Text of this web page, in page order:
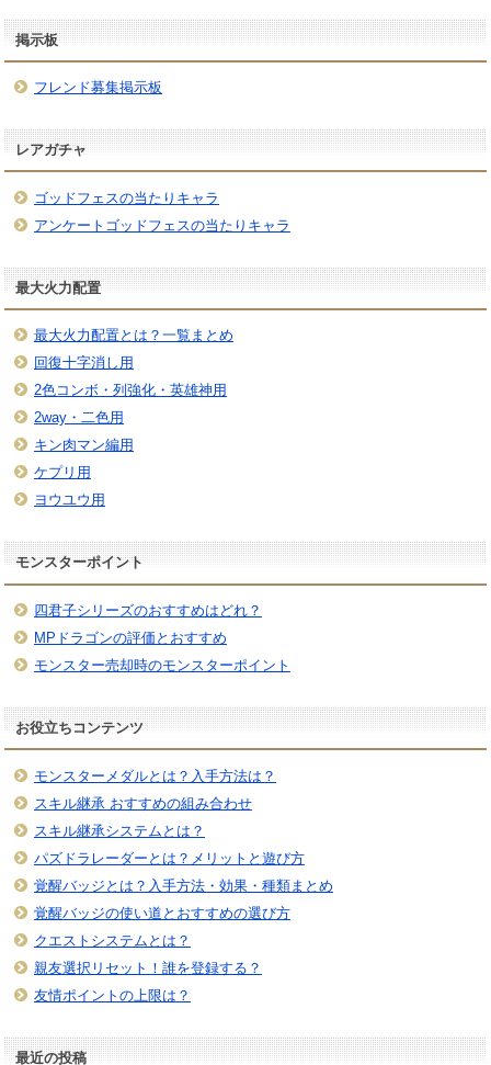
掲示板
フレンド募集掲示板
レアガチャ
ゴッドフェスの当たりキャラ
アンケートゴッドフェスの当たりキャラ
最大火力配置
最大火力配置とは？一覧まとめ
回復十字消し用
2色コンボ・列強化・英雄神用
2way・二色用
キン肉マン編用
ケプリ用
ヨウユウ用
モンスターポイント
四君子シリーズのおすすめはどれ？
MPドラゴンの評価とおすすめ
モンスター売却時のモンスターポイント
お役立ちコンテンツ
モンスターメダルとは？入手方法は？
スキル継承 おすすめの組み合わせ
スキル継承システムとは？
パズドラレーダーとは？メリットと遊び方
覚醒バッジとは？入手方法・効果・種類まとめ
覚醒バッジの使い道とおすすめの選び方
クエストシステムとは？
親友選択リセット！誰を登録する？
友情ポイントの上限は？
最近の投稿